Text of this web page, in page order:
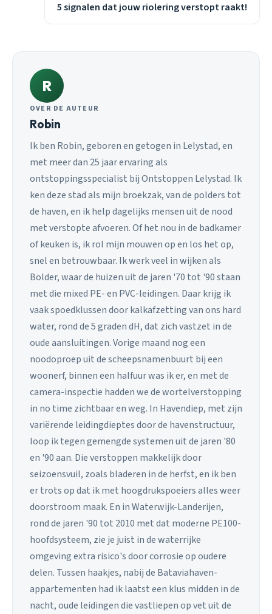
5 signalen dat jouw riolering verstopt raakt!
R
OVER DE AUTEUR
Robin
Ik ben Robin, geboren en getogen in Lelystad, en
met meer dan 25 jaar ervaring als
ontstoppingsspecialist bij Ontstoppen Lelystad. Ik
ken deze stad als mijn broekzak, van de polders tot
de haven, en ik help dagelijks mensen uit de nood
met verstopte afvoeren. Of het nou in de badkamer
of keuken is, ik rol mijn mouwen op en los het op,
snel en betrouwbaar. Ik werk veel in wijken als
Bolder, waar de huizen uit de jaren '70 tot '90 staan
met die mixed PE- en PVC-leidingen. Daar krijg ik
vaak spoedklussen door kalkafzetting van ons hard
water, rond de 5 graden dH, dat zich vastzet in de
oude aansluitingen. Vorige maand nog een
noodoproep uit de scheepsnamenbuurt bij een
woonerf, binnen een halfuur was ik er, en met de
camera-inspectie hadden we de wortelverstopping
in no time zichtbaar en weg. In Havendiep, met zijn
variërende leidingdieptes door de havenstructuur,
loop ik tegen gemengde systemen uit de jaren '80
en '90 aan. Die verstoppen makkelijk door
seizoensvuil, zoals bladeren in de herfst, en ik ben
er trots op dat ik met hoogdrukspoeiers alles weer
doorstroom maak. En in Waterwijk-Landerijen,
rond de jaren '90 tot 2010 met dat moderne PE100-
hoofdsysteem, zie je juist in de waterrijke
omgeving extra risico's door corrosie op oudere
delen. Tussen haakjes, nabij de Bataviahaven-
appartementen had ik laatst een klus midden in de
nacht, oude leidingen die vastliepen op vet uit de